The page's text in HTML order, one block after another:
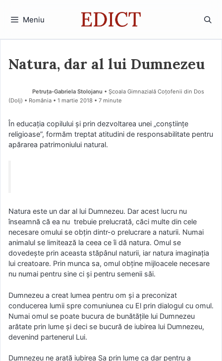
Meniu
Natura, dar al lui Dumnezeu
Petruța-Gabriela Stolojanu • Școala Gimnazială Coțofenii din Dos
(Dolj) • România
1 martie 2018 • 7 minute
În educaţia copilului și prin dezvoltarea unei „conștiințe
religioase”, formăm treptat atitudini de responsabilitate pentru
apărarea patrimoniului natural.
Natura este un dar al lui Dumnezeu. Dar acest lucru nu
înseamnă că ea nu trebuie prelucrată, căci multe din cele
necesare omului se obţin dintr-o prelucrare a naturii. Numai
animalul se limitează la ceea ce îi dă natura. Omul se
dovedeşte prin aceasta stăpânul naturii, iar natura imaginaţia
lui creatoare. Prin munca sa, omul obţine mijloacele necesare
nu numai pentru sine ci şi pentru semenii săi.
Dumnezeu a creat lumea pentru om şi a preconizat
conducerea lumii spre comuniunea cu El prin dialogul cu omul.
Numai omul se poate bucura de bunătăţile lui Dumnezeu
arătate prin lume şi deci se bucură de iubirea lui Dumnezeu,
devenind partenerul Lui.
Dumnezeu ne arată iubirea Sa prin lume ca dar pentru a